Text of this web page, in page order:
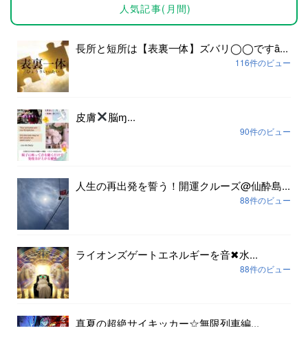
人気記事(月間)
長所と短所は【表裏一体】ズバリ◯◯ですȃ...
116件のビュー
皮膚 脳ɱ...
90件のビュー
人生の再出発を誓う！開運クルーズ@仙酔島...
88件のビュー
ライオンズゲートエネルギーを音✖︎水...
88件のビュー
真夏の超絶サイキッカー☆無限列車編...